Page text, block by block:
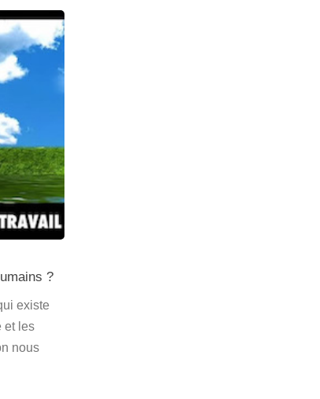
?
existe
et les
nous